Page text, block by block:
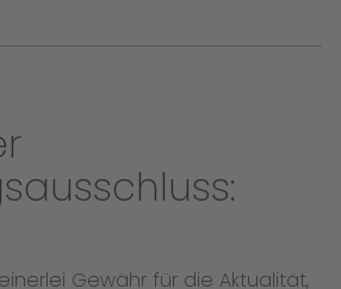
Gewähr für die Aktualität,